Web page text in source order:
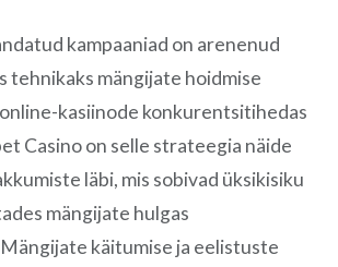
kampaaniad on arenenud
tehnikaks mängijate hoidmise
kasiinode konkurentsitihedas
Casino on selle strateegia näide
läbi, mis sobivad üksikisiku
mängijate hulgas
käitumise ja eelistuste